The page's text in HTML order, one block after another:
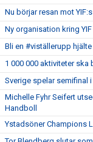
Nu börjar resan mot
Ny organisation kring
Bli en #viställerupp hjälte
1 000 000 aktiviteter ska
Sverige spelar semifinal i
Michelle Fyhr Seifert
Handboll
Ystadsöner Champions